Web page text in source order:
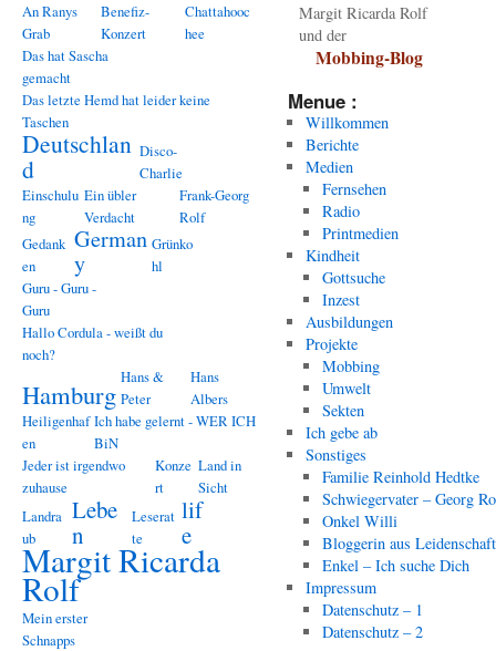
An Ranys
Grab
Benefiz-
Konzert
Chattahooc
hee
Das hat Sascha
gemacht
Das letzte Hemd hat leider keine
Taschen
Deutschlan
d
Disco-
Charlie
Einschulu
ng
Ein übler
Verdacht
Frank-Georg
Rolf
Gedank
en
German
y
Grünko
hl
Guru - Guru -
Guru
Hallo Cordula - weißt du
noch?
Hamburg
Hans &
Peter
Hans
Albers
Heiligenhaf
en
Ich habe gelernt - WER ICH
BiN
Jeder ist irgendwo
zuhause
Konze
rt
Land in
Sicht
Landra
ub
Lebe
n
Leserat
te
lif
e
Margit Ricarda
Rolf
Mein erster
Schnapps
Margit Ricarda Rolf
und der
Mobbing-Blog
Menue :
Willkommen
Berichte
Medien
Fernsehen
Radio
Printmedien
Kindheit
Gottsuche
Inzest
Ausbildungen
Projekte
Mobbing
Umwelt
Sekten
Ich gebe ab
Sonstiges
Familie Reinhold Hedtke
Schwiegervater – Georg
Onkel Willi
Bloggerin aus Leidenschaft
Enkel – Ich suche Dich
Impressum
Datenschutz – 1
Datenschutz – 2